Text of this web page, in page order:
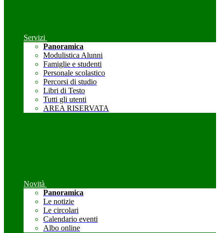
Servizi
Panoramica
Modulistica Alunni
Famiglie e studenti
Personale scolastico
Percorsi di studio
Libri di Testo
Tutti gli utenti
AREA RISERVATA
Novità
Panoramica
Le notizie
Le circolari
Calendario eventi
Albo online